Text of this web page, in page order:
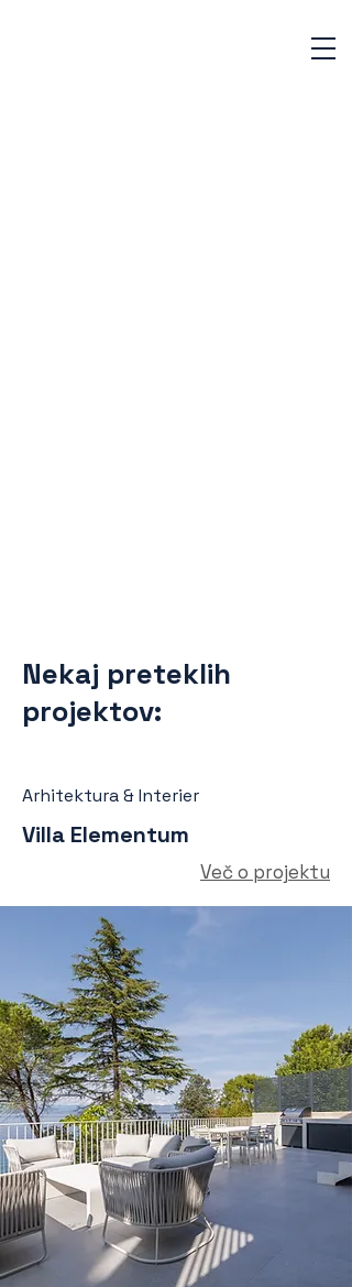
Nekaj preteklih
projektov:
Arhitektura & Interier
Villa Elementum
Več o projektu